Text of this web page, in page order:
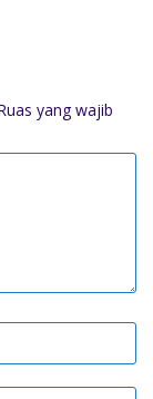
yang wajib